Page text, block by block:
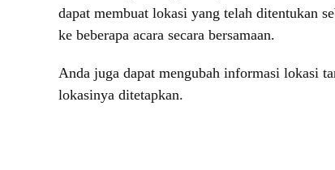
dapat membuat lokasi yang telah ditentukan
ke beberapa acara secara bersamaan.
Anda juga dapat mengubah informasi lokasi
lokasinya ditetapkan.